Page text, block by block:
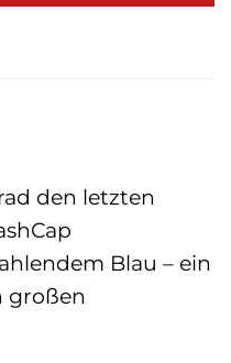
den letzten
Blau – ein
großen